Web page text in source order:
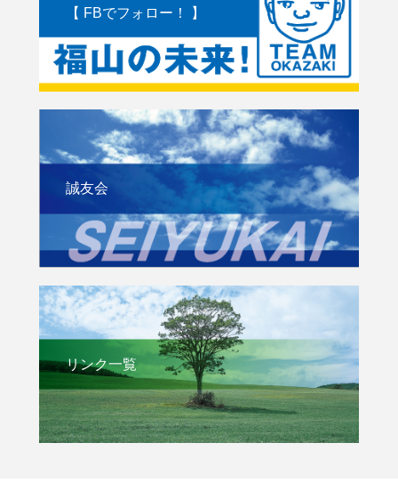
【 FBでフォロー！ 】
誠友会
リンク一覧